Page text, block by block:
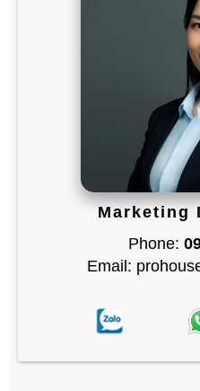
Marketing
Phone:
Email: